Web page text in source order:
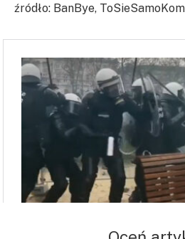
źródło: BanBye,